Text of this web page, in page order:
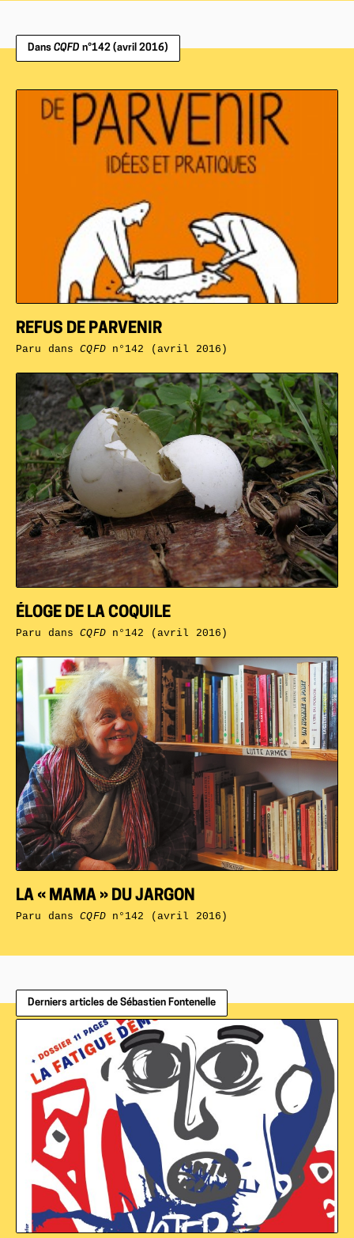
Dans CQFD n°142 (avril 2016)
LA « MAMA » DU JARGON
Paru dansCQFDn°142 (avril 2016)
ÉLOGE DE LA COQUILE
Paru dansCQFDn°142 (avril 2016)
REFUS DE PARVENIR
Paru dansCQFDn°142 (avril 2016)
Derniers articles de Sébastien Fontenelle